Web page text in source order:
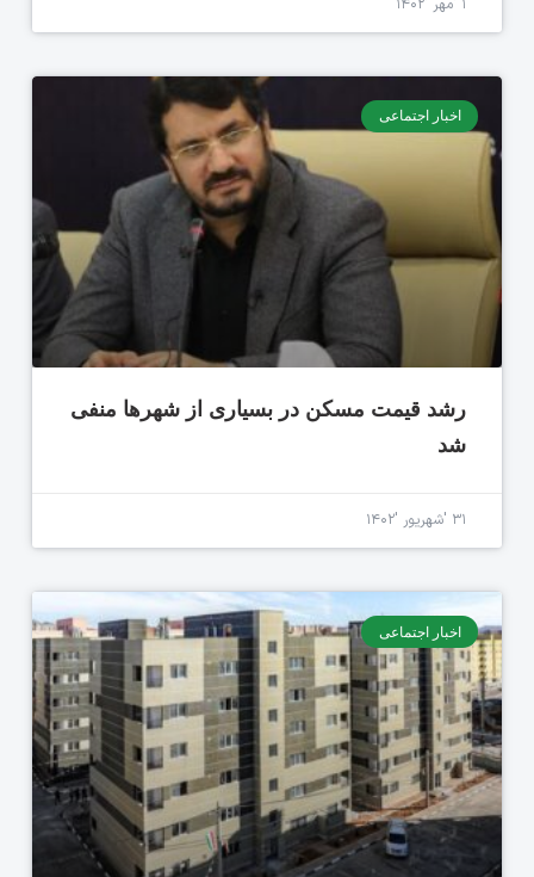
۱ 'مهر '۱۴۰۲
اخبار اجتماعی
رشد قیمت مسکن در بسیاری از شهر‌ها منفی
شد
۳۱ 'شهریور '۱۴۰۲
اخبار اجتماعی